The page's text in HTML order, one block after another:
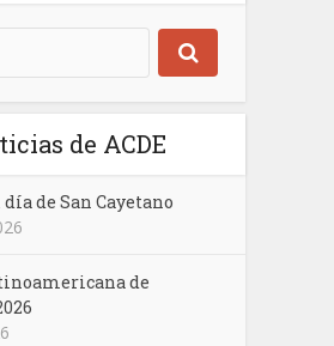
de ACDE
día de San Cayetano
de